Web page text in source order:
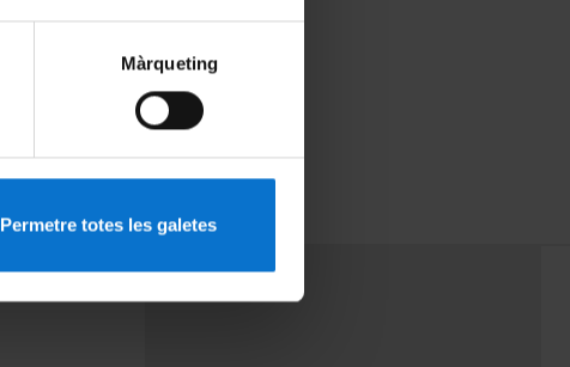
Màrqueting
Permetre totes les galetes
PEU 3